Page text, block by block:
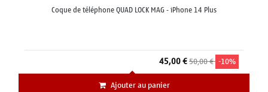
Coque de téléphone QUAD LOCK MAG - iPhone 14 Plus
45,00 €50,00 € -10%
Ajouter au panier